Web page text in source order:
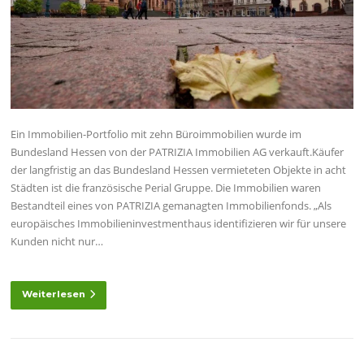
Ein Immobilien-Portfolio mit zehn Büroimmobilien wurde im
Bundesland Hessen von der PATRIZIA Immobilien AG verkauft.Käufer
der langfristig an das Bundesland Hessen vermieteten Objekte in acht
Städten ist die französische Perial Gruppe. Die Immobilien waren
Bestandteil eines von PATRIZIA gemanagten Immobilienfonds. „Als
europäisches Immobilieninvestmenthaus identifizieren wir für unsere
Kunden nicht nur…
Weiterlesen